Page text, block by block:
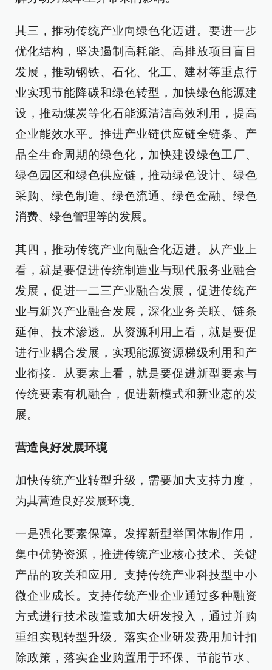
其三，推动传统产业向绿色化迈进。要进一步
优化结构，坚决遏制高耗能、高排放项目盲目
发展，推动钢铁、石化、化工、建材等重点行
业实现节能降碳和绿色转型，加快绿色能源建
设，推动煤炭等化石能源清洁高效利用，提高
企业能效水平。推进产业链供应链全链条、产
品全生命周期的绿色化，加快建设绿色工厂、
绿色园区和绿色供应链，推动绿色设计、绿色
采购、绿色制造、绿色流通、绿色金融、绿色
消费、绿色管理等的发展。
其四，推动传统产业向融合化迈进。从产业上
看，就是要促进传统制造业与现代服务业融合
发展，促进一二三产业融合发展，促进传统产
业与新兴产业融合发展，深化业务关联、链条
延伸、技术渗透。从资源利用上看，就是要促
进行业耦合发展，实现能源资源梯级利用和产
业衔接。从要素上看，就是要促进新型要素与
传统要素有机融合，促进新模式和新业态的发
展。
营造良好发展环境
加快传统产业转型升级，需要加大支持力度，
为其营造良好发展环境。
一是强化要素保障。发挥新型举国体制作用，
集中优势资源，推进传统产业核心技术、关键
产品的攻关和应用。支持传统产业科技型中小
微企业成长。支持传统产业企业通过多种融资
方式进行技术改造或加大研发投入，通过并购
重组实现转型升级。落实企业研发费用加计扣
除政策，落实企业购置用于环保、节能节水、